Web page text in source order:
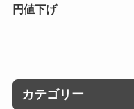
円値下げ
カテゴリー